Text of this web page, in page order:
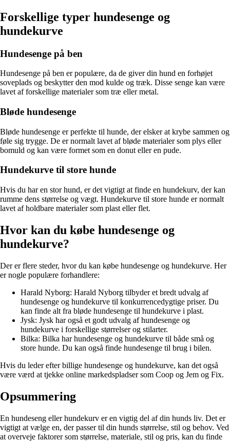
Forskellige typer hundesenge og
hundekurve
Hundesenge på ben
Hundesenge på ben er populære, da de giver din hund en forhøjet
soveplads og beskytter den mod kulde og træk. Disse senge kan være
lavet af forskellige materialer som træ eller metal.
Bløde hundesenge
Bløde hundesenge er perfekte til hunde, der elsker at krybe sammen og
føle sig trygge. De er normalt lavet af bløde materialer som plys eller
bomuld og kan være formet som en donut eller en pude.
Hundekurve til store hunde
Hvis du har en stor hund, er det vigtigt at finde en hundekurv, der kan
rumme dens størrelse og vægt. Hundekurve til store hunde er normalt
lavet af holdbare materialer som plast eller flet.
Hvor kan du købe hundesenge og
hundekurve?
Der er flere steder, hvor du kan købe hundesenge og hundekurve. Her
er nogle populære forhandlere:
Harald Nyborg: Harald Nyborg tilbyder et bredt udvalg af
hundesenge og hundekurve til konkurrencedygtige priser. Du
kan finde alt fra bløde hundesenge til hundekurve i plast.
Jysk: Jysk har også et godt udvalg af hundesenge og
hundekurve i forskellige størrelser og stilarter.
Bilka: Bilka har hundesenge og hundekurve til både små og
store hunde. Du kan også finde hundesenge til brug i bilen.
Hvis du leder efter billige hundesenge og hundekurve, kan det også
være værd at tjekke online markedspladser som Coop og Jem og Fix.
Opsummering
En hundeseng eller hundekurv er en vigtig del af din hunds liv. Det er
vigtigt at vælge en, der passer til din hunds størrelse, stil og behov. Ved
at overveje faktorer som størrelse, materiale, stil og pris, kan du finde